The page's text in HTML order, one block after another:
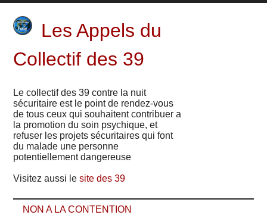
Les Appels du
Collectif des 39
Le collectif des 39 contre la nuit
sécuritaire est le point de rendez-vous
de tous ceux qui souhaitent contribuer a
la promotion du soin psychique, et
refuser les projets sécuritaires qui font
du malade une personne
potentiellement dangereuse
Visitez aussi lesite des 39
NON A LA CONTENTION